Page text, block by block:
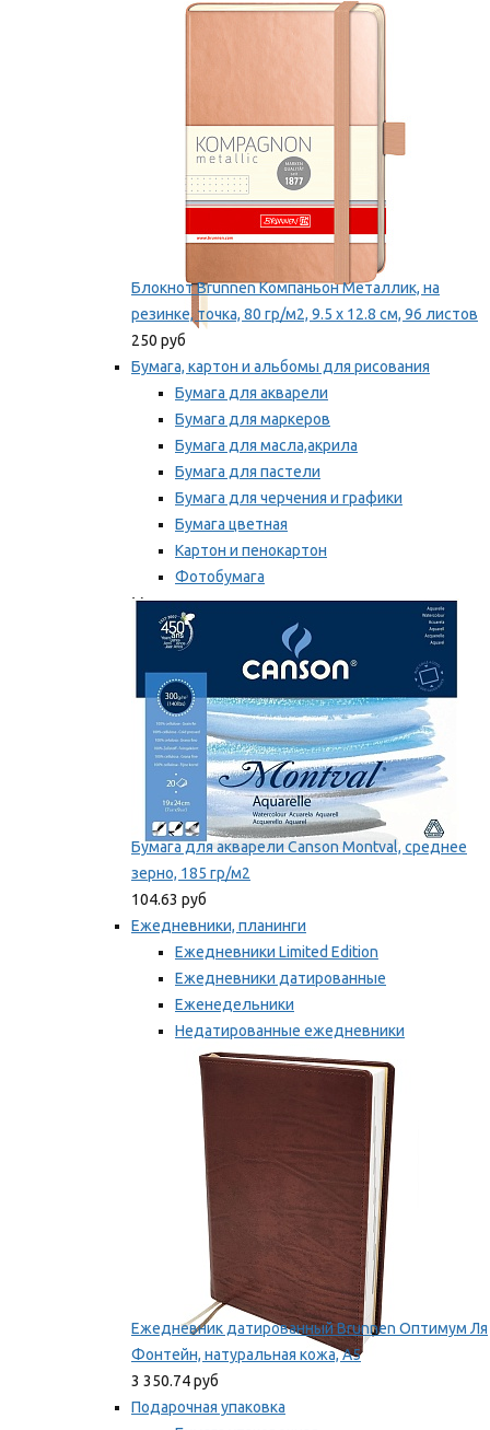
Тетради
Блокнот Brunnen Компаньон Металлик, на
резинке, точка, 80 гр/м2, 9.5 х 12.8 см, 96 листов
250 руб
Бумага, картон и альбомы для рисования
Бумага для акварели
Бумага для маркеров
Бумага для масла,акрила
Бумага для пастели
Бумага для черчения и графики
Бумага цветная
Картон и пенокартон
Фотобумага
Мы рекомендуем
Бумага для акварели Canson Montval, среднее
зерно, 185 гр/м2
104.63 руб
Ежедневники, планинги
Ежедневники Limited Edition
Ежедневники датированные
Еженедельники
Недатированные ежедневники
Планинги
Мы рекомендуем
Ежедневник датированный Brunnen Оптимум Ля
Фонтейн, натуральная кожа, А5
3 350.74 руб
Подарочная упаковка